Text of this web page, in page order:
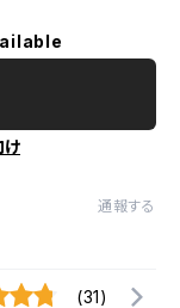
け
通報する
(31)